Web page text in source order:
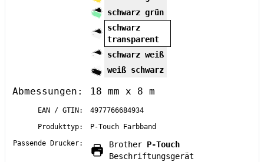
schwarz grün
schwarz
transparent
schwarz weiß
weiß schwarz
Abmessungen: 18 mm x 8 m
EAN / GTIN:
4977766684934
Produkttyp:
P-Touch Farbband
Passende Drucker:
Brother P-Touch
Beschriftungsgerät